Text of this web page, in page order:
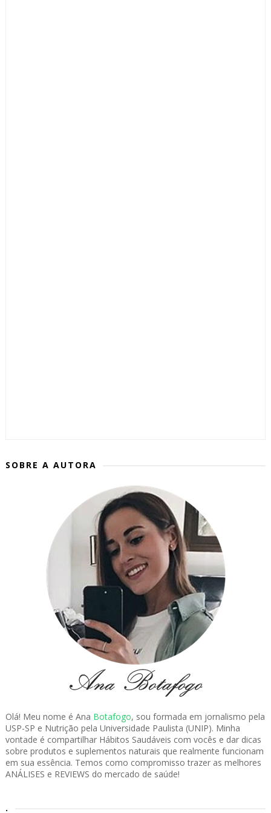
SOBRE A AUTORA
Olá! Meu nome é Ana Botafogo, sou formada em jornalismo pela
USP-SP e Nutrição pela Universidade Paulista (UNIP). Minha
vontade é compartilhar Hábitos Saudáveis com vocês e dar dicas
sobre produtos e suplementos naturais que realmente funcionam
em sua essência. Temos como compromisso trazer as melhores
ANÁLISES e REVIEWS do mercado de saúde!
.